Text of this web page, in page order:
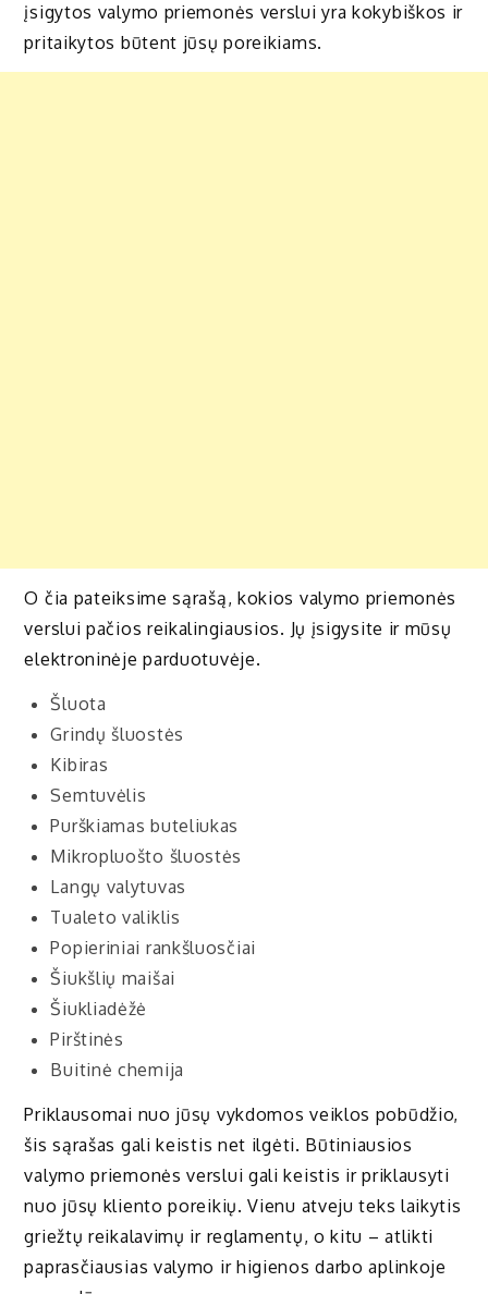
įsigytos valymo priemonės verslui yra kokybiškos ir
pritaikytos būtent jūsų poreikiams.
O čia pateiksime sąrašą, kokios valymo priemonės
verslui pačios reikalingiausios. Jų įsigysite ir mūsų
elektroninėje parduotuvėje.
Šluota
Grindų šluostės
Kibiras
Semtuvėlis
Purškiamas buteliukas
Mikropluošto šluostės
Langų valytuvas
Tualeto valiklis
Popieriniai rankšluosčiai
Šiukšlių maišai
Šiukliadėžė
Pirštinės
Buitinė chemija
Priklausomai nuo jūsų vykdomos veiklos pobūdžio,
šis sąrašas gali keistis net ilgėti. Būtiniausios
valymo priemonės verslui gali keistis ir priklausyti
nuo jūsų kliento poreikių. Vienu atveju teks laikytis
griežtų reikalavimų ir reglamentų, o kitu – atlikti
paprasčiausias valymo ir higienos darbo aplinkoje